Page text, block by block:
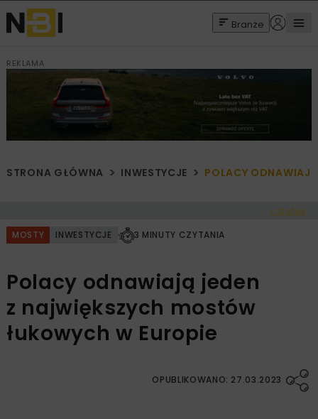
Branże
REKLAMA
STRONA GŁÓWNA INWESTYCJE POLACY
< Cofnij
MOSTY INWESTYCJE 3 MINUTY CZYTANIA
Polacy odnawiają jeden
z największych mostów
łukowych w Europie
OPUBLIKOWANO: 27.03.2023